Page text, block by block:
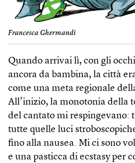
Francesca Ghermandi
Quando arrivai lì, con gli
ancora da bambina, la città
come una meta regionale
All’inizio, la monotonia della
del cantato mi respingevano:
tutte quelle luci
fino alla nausea. Mi ci sono
e una pasticca di ecstasy per